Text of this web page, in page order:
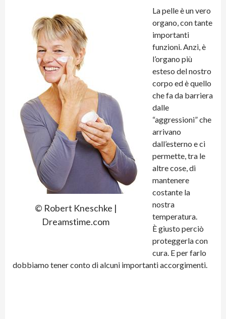
© Robert Kneschke |
Dreamstime.com
La pelle è un vero
organo, con tante
importanti
funzioni. Anzi, è
l’organo più
esteso del nostro
corpo ed è quello
che fa da barriera
dalle
“aggressioni” che
arrivano
dall’esterno e ci
permette, tra le
altre cose, di
mantenere
costante la
nostra
temperatura.
È giusto perciò
proteggerla con
cura. E per farlo
dobbiamo tener conto di alcuni importanti accorgimenti.